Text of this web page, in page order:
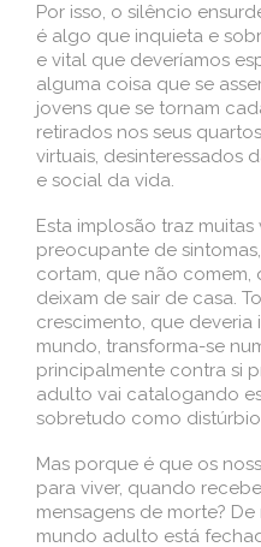
Por isso, o silêncio
é algo que inquieta e
e vital que deveríamos
alguma coisa que se
jovens que se tornam
retirados nos seus
virtuais, desinteressados
e social da vida.
Esta implosão traz
preocupante de
cortam, que não comem,
deixam de sair de casa.
crescimento, que
mundo, transforma-se
principalmente contra si
adulto vai catalogando
sobretudo como distúrbio
Mas porque é que os
para viver, quando
mensagens de morte?
mundo adulto está